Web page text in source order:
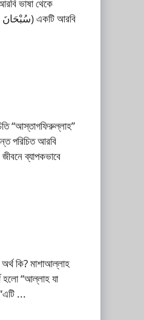
ভাষা থেকে
“আস্তাগফিরুল্লাহ”
ব্যাপকভাবে
হলো “আল্লাহ যা
...